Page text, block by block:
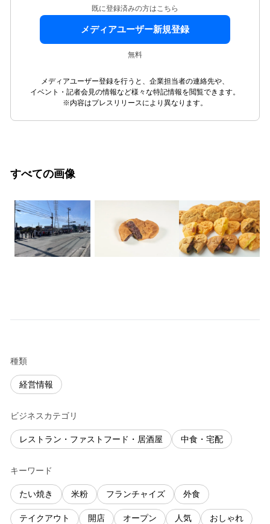
既に登録済みの方はこちら
メディアユーザー新規登録
無料
メディアユーザー登録を行うと、企業担当者の連絡先や、
イベント・記者会見の情報など様々な特記情報を閲覧できます。
※内容はプレスリリースにより異なります。
すべての画像
種類
経営情報
ビジネスカテゴリ
レストラン・ファストフード・居酒屋 中食・宅配
キーワード
たい焼き 米粉 フランチャイズ 外食
テイクアウト 開店 オープン 人気 おしゃれ